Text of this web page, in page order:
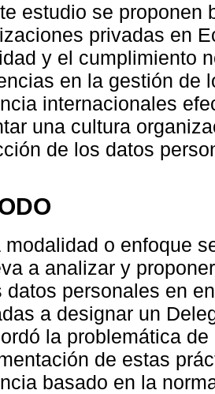
estudio se proponen
privadas en
y el cumplimiento
en la gestión de
internacionales
una cultura
de los datos
modalidad o enfoque
a analizar y
datos personales en
a designar un
la problemática
de estas
basado en la